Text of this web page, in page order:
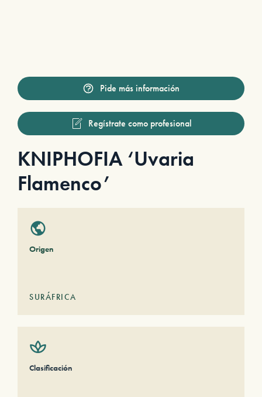
Pide más información
Regístrate como profesional
KNIPHOFIA ‘Uvaria
Flamenco’
Origen
SURÁFRICA
Clasificación